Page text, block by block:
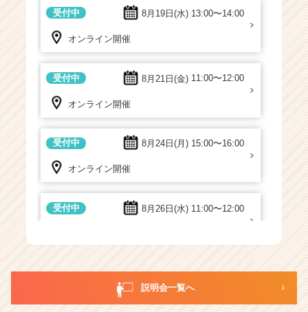
8月19日(水) 13:00〜14:00
受付中
オンライン開催
8月21日(金) 11:00〜12:00
受付中
オンライン開催
8月24日(月) 15:00〜16:00
受付中
オンライン開催
8月26日(水) 11:00〜12:00
受付中
8月31日(月)13:00〜14:00
受付中
オンライン開催
説明会一覧へ